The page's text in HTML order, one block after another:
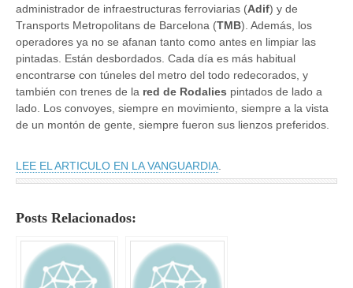
administrador de infraestructuras ferroviarias (Adif) y de
Transports Metropolitans de Barcelona (TMB). Además, los
operadores ya no se afanan tanto como antes en limpiar las
pintadas. Están desbordados. Cada día es más habitual
encontrarse con túneles del metro del todo redecorados, y
también con trenes de la red de Rodalies pintados de lado a
lado. Los convoyes, siempre en movimiento, siempre a la vista
de un montón de gente, siempre fueron sus lienzos preferidos.
LEE EL ARTICULO EN LA VANGUARDIA
Posts Relacionados: